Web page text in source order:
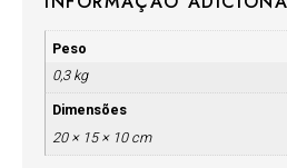
Peso
0,3 kg
Dimensões
20 × 15 × 10 cm